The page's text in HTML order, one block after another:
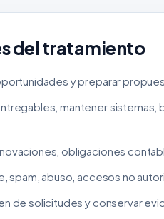
del tratamiento
y preparar
mantener sistemas,
obligaciones
spam, abuso, accesos no
de solicitudes y conservar